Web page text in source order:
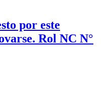
por este
Rol NC N°